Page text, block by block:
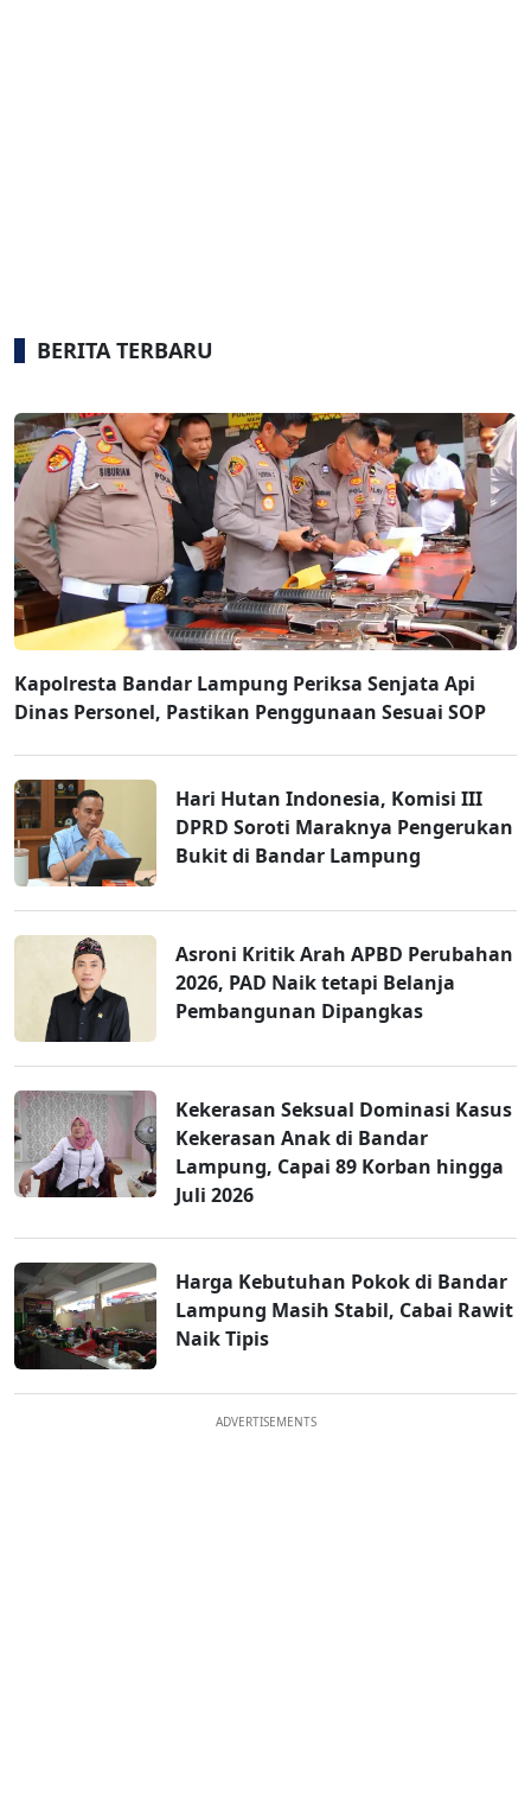
BERITA TERBARU
Kapolresta Bandar Lampung Periksa Senjata Api
Dinas Personel, Pastikan Penggunaan Sesuai SOP
Hari Hutan Indonesia, Komisi III
DPRD Soroti Maraknya Pengerukan
Bukit di Bandar Lampung
Asroni Kritik Arah APBD Perubahan
2026, PAD Naik tetapi Belanja
Pembangunan Dipangkas
Kekerasan Seksual Dominasi Kasus
Kekerasan Anak di Bandar
Lampung, Capai 89 Korban hingga
Juli 2026
Harga Kebutuhan Pokok di Bandar
Lampung Masih Stabil, Cabai Rawit
Naik Tipis
ADVERTISEMENTS